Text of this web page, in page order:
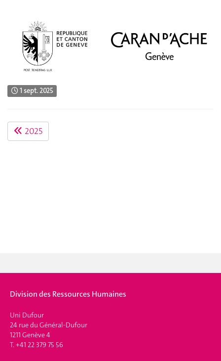
1 sept. 2025
2025
Division des Ressources Humaines
Uni Dufour
24 rue du Général-Dufour
1211 Genève 4
T. +41 22 379 75 56